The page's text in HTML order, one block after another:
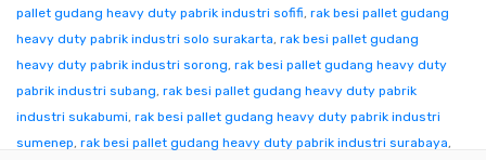
pallet gudang heavy duty pabrik industri sofifi, rak besi pallet gudang
heavy duty pabrik industri solo surakarta, rak besi pallet gudang
heavy duty pabrik industri sorong, rak besi pallet gudang heavy duty
pabrik industri subang, rak besi pallet gudang heavy duty pabrik
industri sukabumi, rak besi pallet gudang heavy duty pabrik industri
sumenep, rak besi pallet gudang heavy duty pabrik industri surabaya,